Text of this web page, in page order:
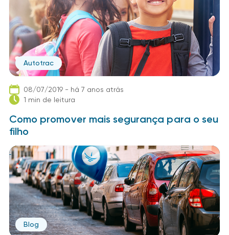
Autotrac
08/07/2019 - há 7 anos atrás
1 min de leitura
Como promover mais segurança para o seu
filho
Blog